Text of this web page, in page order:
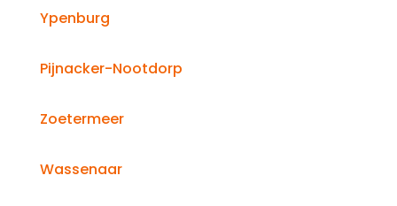
Ypenburg
Pijnacker-Nootdorp
Zoetermeer
Wassenaar